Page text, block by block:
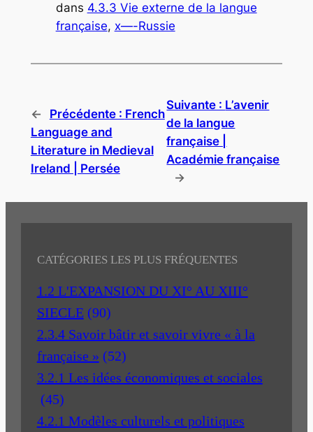
dans 4.3.3 Vie externe de la langue
française, x—-Russie
← Précédente : French
Language and
Literature in Medieval
Ireland | Persée
Suivante : L’avenir
de la langue
française |
Académie française
→
CATÉGORIES LES PLUS FRÉQUENTES
1.2 L'EXPANSION DU XI° AU XIII°
SIECLE (90)
2.3.4 Savoir bâtir et savoir vivre « à la
française » (52)
3.2.1 Les idées économiques et sociales
(45)
4.2.1 Modèles culturels et politiques